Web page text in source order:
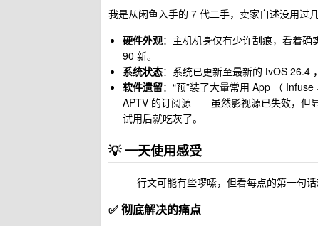
我是从闲鱼入手的 7 代二手，卖家自述没用过
硬件外观：主机机身仅有少许刮痕，看着
90 新。
系统状态：系统已更新至最新的 tvOS 26.4
软件遗留：“预”装了大量常用 App （
APTV 的订阅源——虽然影视源已失效，但
试用后就吃灰了。
💡 一天使用感受
行文可能有些啰嗦，但看每点的第一句话
✅ 彻底解决的痛点